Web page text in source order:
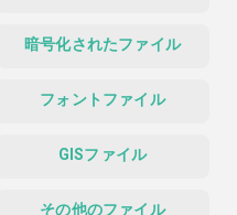
暗号化されたファイル
フォントファイル
GISファイル
その他のファイル